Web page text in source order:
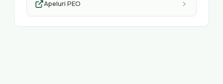
Apeluri PEO